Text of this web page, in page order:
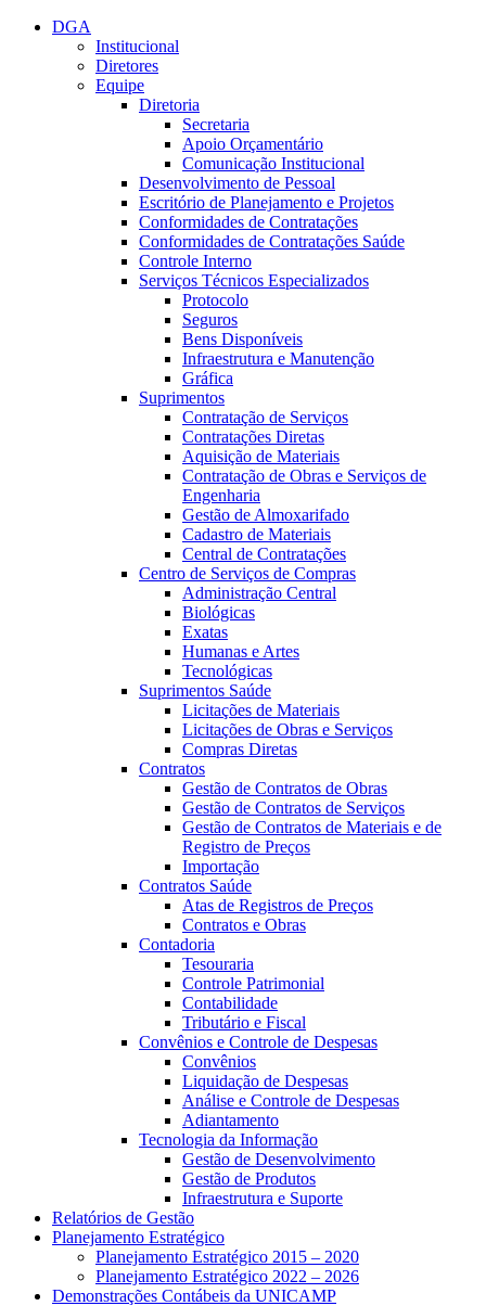
Conteúdo principal
DGA
Institucional
Diretores
Equipe
Diretoria
Secretaria
Apoio Orçamentário
Comunicação Institucional
Desenvolvimento de Pessoal
Escritório de Planejamento e Projetos
Conformidades de Contratações
Conformidades de Contratações Saúde
Controle Interno
Serviços Técnicos Especializados
Protocolo
Seguros
Bens Disponíveis
Infraestrutura e Manutenção
Gráfica
Suprimentos
Contratação de Serviços
Contratações Diretas
Aquisição de Materiais
Contratação de Obras e Serviços de
Engenharia
Gestão de Almoxarifado
Cadastro de Materiais
Central de Contratações
Centro de Serviços de Compras
Administração Central
Biológicas
Exatas
Humanas e Artes
Tecnológicas
Suprimentos Saúde
Licitações de Materiais
Licitações de Obras e Serviços
Compras Diretas
Contratos
Gestão de Contratos de Obras
Gestão de Contratos de Serviços
Gestão de Contratos de Materiais e de
Registro de Preços
Importação
Contratos Saúde
Atas de Registros de Preços
Contratos e Obras
Contadoria
Tesouraria
Controle Patrimonial
Contabilidade
Tributário e Fiscal
Convênios e Controle de Despesas
Convênios
Liquidação de Despesas
Análise e Controle de Despesas
Adiantamento
Tecnologia da Informação
Gestão de Desenvolvimento
Gestão de Produtos
Infraestrutura e Suporte
Relatórios de Gestão
Planejamento Estratégico
Planejamento Estratégico 2015 – 2020
Planejamento Estratégico 2022 – 2026
Demonstrações Contábeis da UNICAMP